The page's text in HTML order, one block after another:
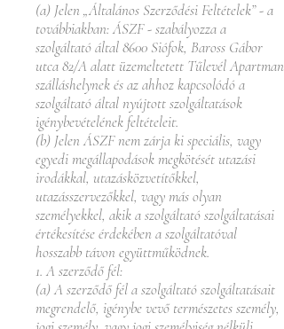
(a) Jelen „Általános Szerződési Feltételek” - a
továbbiakban: ÁSZF - szabályozza a
szolgáltató által 8600 Siófok, Baross Gábor
utca 82/A alatt üzemeltetett Tűlevél Apartman
szálláshelynek és az ahhoz kapcsolódó a
szolgáltató által nyújtott szolgáltatások
igénybevételének feltételeit.
(b) Jelen ÁSZF nem zárja ki speciális, vagy
egyedi megállapodások megkötését utazási
irodákkal, utazásközvetítőkkel,
utazásszervezőkkel, vagy más olyan
személyekkel, akik a szolgáltató szolgáltatásai
értékesítése érdekében a szolgáltatóval
hosszabb távon együttműködnek.
1. A szerződő fél:
(a) A szerződő fél a szolgáltató szolgáltatásait
megrendelő, igénybe vevő természetes személy,